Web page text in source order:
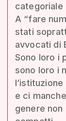
categoriale
A “fare
stati
avvocati di
Sono loro i
sono loro i
e ci
genere